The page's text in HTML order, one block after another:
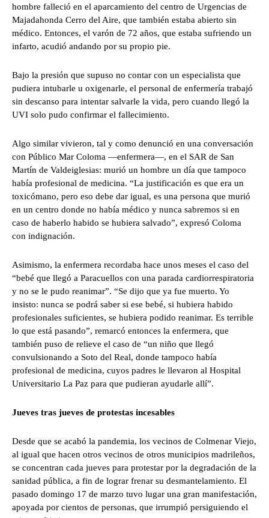
hombre falleció en el aparcamiento del centro de Urgencias de
Majadahonda Cerro del Aire, que también estaba abierto sin
médico. Entonces, el varón de 72 años, que estaba sufriendo un
infarto, acudió andando por su propio pie.
Bajo la presión que supuso no contar con un especialista que
pudiera intubarle u oxigenarle, el personal de enfermería trabajó
sin descanso para intentar salvarle la vida, pero cuando llegó la
UVI solo pudo confirmar el fallecimiento.
Algo similar vivieron, tal y como denunció en una conversación
con Público Mar Coloma —enfermera—, en el SAR de San
Martín de Valdeiglesias: murió un hombre un día que tampoco
había profesional de medicina. “La justificación es que era un
toxicómano, pero eso debe dar igual, es una persona que murió
en un centro donde no había médico y nunca sabremos si en
caso de haberlo habido se hubiera salvado”, expresó Coloma
con indignación.
Asimismo, la enfermera recordaba hace unos meses el caso del
“bebé que llegó a Paracuellos con una parada cardiorrespiratoria
y no se le pudo reanimar”. “Se dijo que ya fue muerto. Yo
insisto: nunca se podrá saber si ese bebé, si hubiera habido
profesionales suficientes, se hubiera podido reanimar. Es terrible
lo que está pasando”, remarcó entonces la enfermera, que
también puso de relieve el caso de “un niño que llegó
convulsionando a Soto del Real, donde tampoco había
profesional de medicina, cuyos padres le llevaron al Hospital
Universitario La Paz para que pudieran ayudarle allí”.
Jueves tras jueves de protestas incesables
Desde que se acabó la pandemia, los vecinos de Colmenar Viejo,
al igual que hacen otros vecinos de otros municipios madrileños,
se concentran cada jueves para protestar por la degradación de la
sanidad pública, a fin de lograr frenar su desmantelamiento. El
pasado domingo 17 de marzo tuvo lugar una gran manifestación,
apoyada por cientos de personas, que irrumpió persiguiendo el